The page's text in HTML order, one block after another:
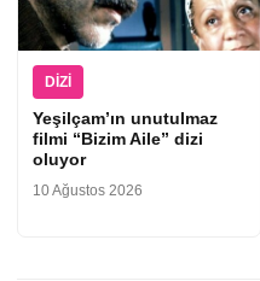
DIZI
Yeşilçam’ın unutulmaz
filmi “Bizim Aile” dizi
oluyor
10 Ağustos 2026